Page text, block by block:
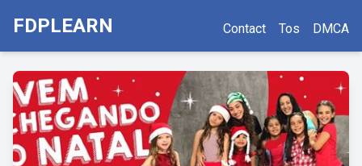
FDPLEARN Contact Tos DMCA